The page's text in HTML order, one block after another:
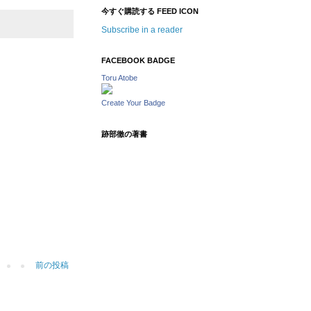
前の投稿
今すぐ購読する FEED ICON
Subscribe in a reader
FACEBOOK BADGE
Toru Atobe
Create Your Badge
跡部徹の著書